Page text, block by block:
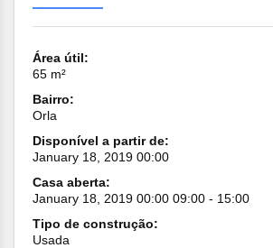
Área útil:
65 m²
Bairro:
Orla
Disponível a partir de:
January 18, 2019 00:00
Casa aberta:
January 18, 2019 00:00 09:00 - 15:00
Tipo de construção:
Usada